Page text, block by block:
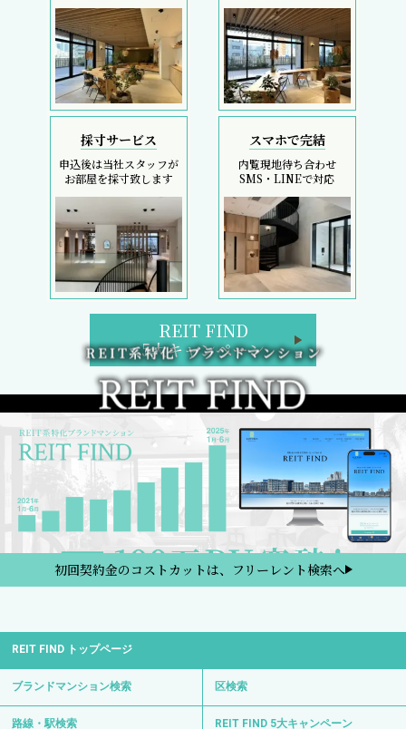
採寸サービス
申込後は当社スタッフが
お部屋を採寸致します
スマホで完結
内覧現地待ち合わせ
SMS・LINEで対応
REIT FIND
5大キャンペーン
初回契約金のコストカットは、フリーレント検索へ
REIT FIND トップページ
ブランドマンション検索 区検索
路線・駅検索 REIT FIND 5大キャンペーン